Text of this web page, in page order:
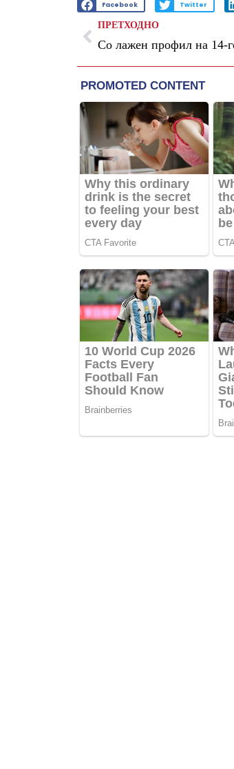
Facebook Twitter
ПРЕТХОДНО